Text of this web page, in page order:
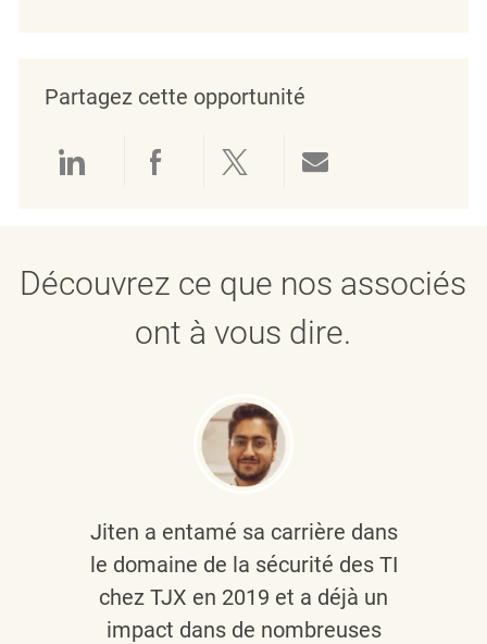
Partagez cette opportunité
Partager via LinkedIn
Partager via Facebook
Partager via twitter
Découvrez ce que nos associés
ont à vous dire.
Jiten a entamé sa carrière dans
le domaine de la sécurité des TI
chez TJX en 2019 et a déjà un
impact dans de nombreuses